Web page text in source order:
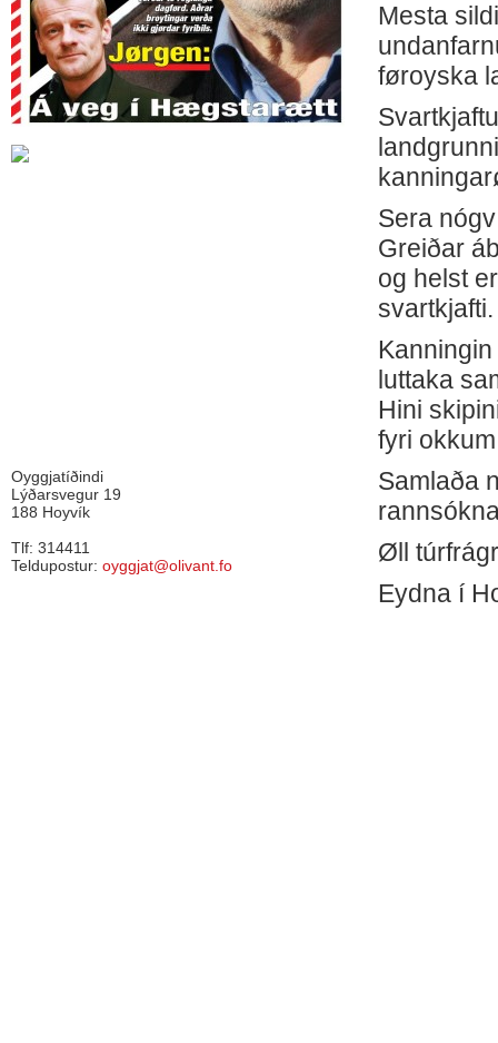
Oyggjatíðindi
Lýðarsvegur 19
188 Hoyvík
Tlf: 314411
Teldupostur: oyggjat@olivant.fo
Mesta
føroyska
Sera
Greiðar
og helst
luttaka
Hini
fyri
Samlaða
Øll
Eydna í